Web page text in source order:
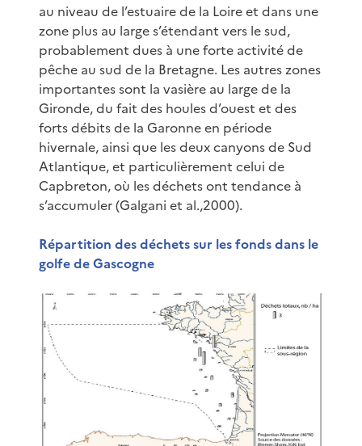
au niveau de l’estuaire de la Loire et dans une
zone plus au large s’étendant vers le sud,
probablement dues à une forte activité de
pêche au sud de la Bretagne. Les autres zones
importantes sont la vasière au large de la
Gironde, du fait des houles d’ouest et des
forts débits de la Garonne en période
hivernale, ainsi que les deux canyons de Sud
Atlantique, et particulièrement celui de
Capbreton, où les déchets ont tendance à
s’accumuler (Galgani et al.,2000).
Répartition des déchets sur les fonds dans le
golfe de Gascogne